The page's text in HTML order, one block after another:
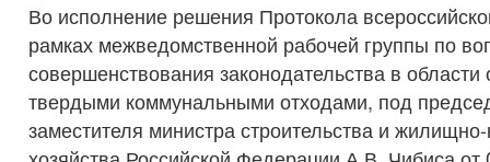
Во исполнение решения Протокола
рамках межведомственной рабочей группы по
совершенствования законодательства в
твердыми коммунальными отходами, под
заместителя министра строительства и